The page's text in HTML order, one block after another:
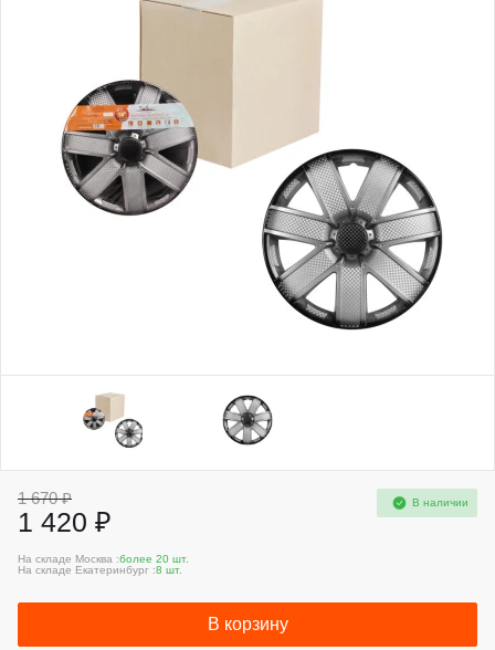
1 670 ₽
1 420 ₽
В наличии
На складе Москва :более 20 шт.
На складе Екатеринбург :8 шт.
В корзину